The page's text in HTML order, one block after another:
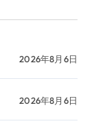
2026年8月6日
2026年8月6日